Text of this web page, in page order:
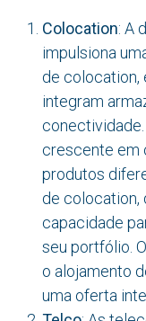
Colocation: A
impulsiona
de colocation,
integram
crescente em
produtos
de colocation,
capacidade
seu portfólio.
o alojamento
uma oferta